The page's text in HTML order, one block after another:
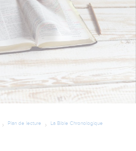
Plan de lecture La Bible Chronologique